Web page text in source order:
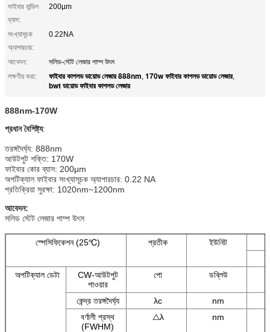
ফাইবার বান্ডিল
ব্যাস:
200µm
সংখ্যাসূচক
অ্যাপারচার:
0.22NA
আবেদন:
সলিড-স্টেট লেজার পাম্প উৎস
লক্ষণীয় করা:
ফাইবার কাপলড ডায়োড লেজার 888nm, 170w ফাইবার কাপলড ডায়োড লেজার,
bwt ডায়োড ফাইবার কাপলড লেজার
888nm-170W
প্রধান বৈশিষ্ট্য:
তরঙ্গদৈর্ঘ্য: 888nm
আউটপুট শক্তি: 170W
ফাইবার কোর ব্যাস: 200μm
অপটিক্যাল ফাইবার সংখ্যাসূচক অ্যাপারচার: 0.22 NA
প্রতিক্রিয়া সুরক্ষা: 1020nm~1200nm
আবেদন:
সলিড স্টেট লেজার পাম্প উৎস
স্পেসিফিকেশন (25℃) প্রতীক
ইউনিট
অপটিক্যাল ডেটা
CW-আউটপুট
পাওয়ার
পো ডব্লিউ
কেন্দ্র তরঙ্গদৈর্ঘ্য λc
nm
বর্ণালী প্রস্থ
(FWHM)
△λ nm